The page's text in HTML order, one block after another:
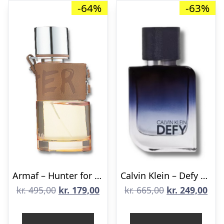
-64%
Armaf – Hunter for Men Eau de Parfum – 100 ml – Edp
kr.495,00 Den
kr. 179,00Den
-63%
Calvin Klein – Defy Eau de Parfum – 50 ml
kr.665,00 Den
kr. 249,00Den